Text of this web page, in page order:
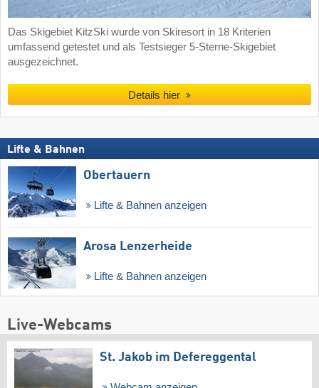
Das Skigebiet KitzSki wurde von Skiresort in 18 Kriterien
umfassend getestet und als Testsieger 5-Sterne-Skigebiet
ausgezeichnet.
Details hier
Lifte & Bahnen
Obertauern
Lifte & Bahnen anzeigen
Arosa Lenzerheide
Lifte & Bahnen anzeigen
Live-Webcams
St. Jakob im Defereggental